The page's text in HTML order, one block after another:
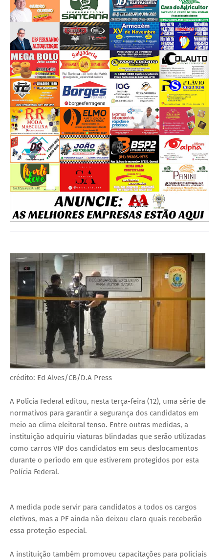
crédito: Ed Alves/CB/D.A Press
A Polícia Federal editou, nesta terça-feira (12), uma série de
normativos para garantir a segurança dos candidatos em
meio ao clima eleitoral tenso. Entre outras medidas, a
instituição adquiriu viaturas blindadas que serão utilizadas
como carros VIP dos candidatos em seus deslocamentos
durante o período em que estiverem protegidos por esta
Polícia Federal.
A medida pode servir para candidatos a todos os cargos
eletivos, mas a PF ainda não deixou claro quais receberão
essa proteção especial.
A instituição também promoveu capacitações para policiais